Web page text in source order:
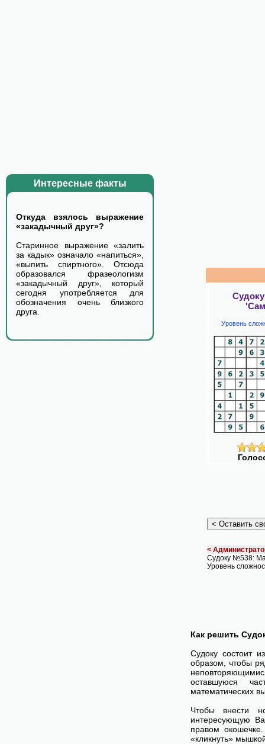
Интересные факты
Откуда взялось выражение
«закадычный друг»?
Старинное выражение «залить
за кадык» означало «напиться»,
«выпить спиртного». Отсюда
образовался фразеологизм
«закадычный друг», который
сегодня употребляется для
обозначения очень близкого
друга.
Уровень
<
Судоку №538:
Уровень
Как решить
Судоку состоит
образом, чтобы
оставшуюся
математических
Чтобы внести
интересующую
правом
«кликнуть»